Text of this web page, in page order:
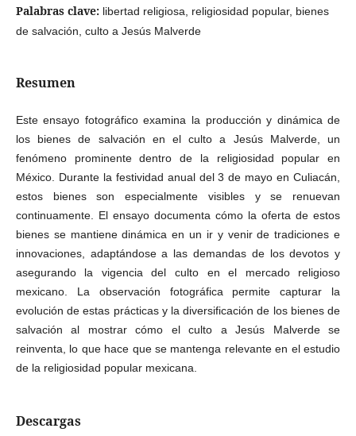
Palabras clave: libertad religiosa, religiosidad popular, bienes
de salvación, culto a Jesús Malverde
Resumen
Este ensayo fotográfico examina la producción y dinámica de
los bienes de salvación en el culto a Jesús Malverde, un
fenómeno prominente dentro de la religiosidad popular en
México. Durante la festividad anual del 3 de mayo en Culiacán,
estos bienes son especialmente visibles y se renuevan
continuamente. El ensayo documenta cómo la oferta de estos
bienes se mantiene dinámica en un ir y venir de tradiciones e
innovaciones, adaptándose a las demandas de los devotos y
asegurando la vigencia del culto en el mercado religioso
mexicano. La observación fotográfica permite capturar la
evolución de estas prácticas y la diversificación de los bienes de
salvación al mostrar cómo el culto a Jesús Malverde se
reinventa, lo que hace que se mantenga relevante en el estudio
de la religiosidad popular mexicana.
Descargas